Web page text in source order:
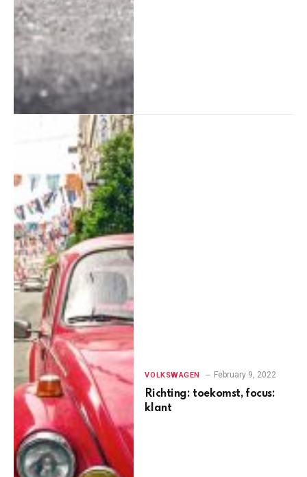
VOLKSWAGEN February 9, 2022
Richting: toekomst, focus:
klant